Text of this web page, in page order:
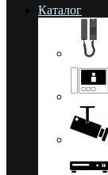
Каталог